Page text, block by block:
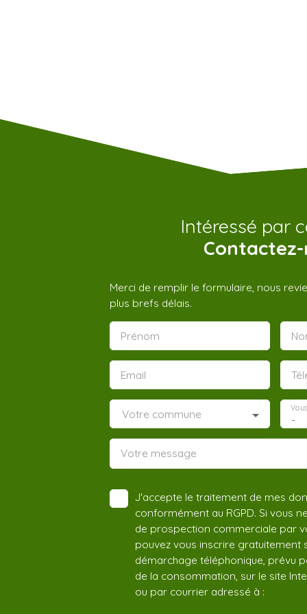
Intéressé par
Merci de remplir le formulaire, nous
plus brefs délais.
Prénom
Email
Votre commune -
Votre message
J'accepte le traitement de mes
conformément au RGPD. Si vous
de prospection commerciale par
pouvez vous inscrire gratuitement
démarchage téléphonique, prévu
de la consommation, sur le site
ou par courrier adressé à :